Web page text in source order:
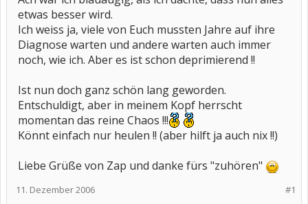
etwas besser wird.
Ich weiss ja, viele von Euch mussten Jahre auf ihre
Diagnose warten und andere warten auch immer
noch, wie ich. Aber es ist schon deprimierend !!
Ist nun doch ganz schön lang geworden.
Entschuldigt, aber in meinem Kopf herrscht
momentan das reine Chaos !!!
Könnt einfach nur heulen !! (aber hilft ja auch nix !!)
Liebe Grüße von Zap und danke fürs "zuhören"
#1
11. Dezember 2006